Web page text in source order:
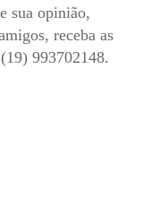
sua opinião,
receba as
993702148.